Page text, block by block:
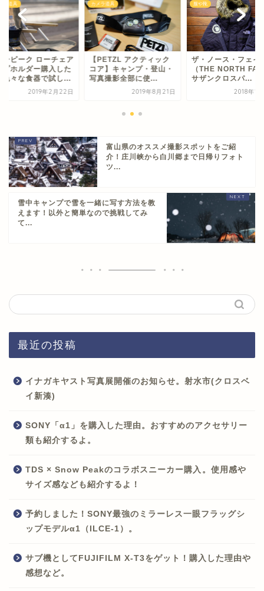
道具
アクティック
】キャンプ・登山・
撮影全部に使...
2019年8月21日
服や靴
ザ・ノース・フェイス
（THE NORTH FACE）
サザンクロスパ...
2018年12月5日
キャンプ道具
スノーピーク ローチ
カップホルダー購入
ので色々な食器で試
2019年2
富山県のオススメ撮影スポットをご紹
介！庄川峡から白川郷まで日帰りフォト
ツ...
雪中キャンプで雪を一緒に写す方法を教
えます！以外と簡単なので挑戦してみ
て...
最近の投稿
イナガキヤスト写真展開催のお知らせ。射水市(クロスベ
イ新湊)
SONY「α1」を購入した理由。おすすめのアクセサリー
類も紹介するよ。
TDS × Snow Peakのコラボスニーカー購入。使用感や
サイズ感なども紹介するよ！
予約しました！SONY最強のミラーレス一眼フラッグシ
ップモデルα1（ILCE-1）。
サブ機としてFUJIFILM X-T3をゲット！購入した理由や
感想など。